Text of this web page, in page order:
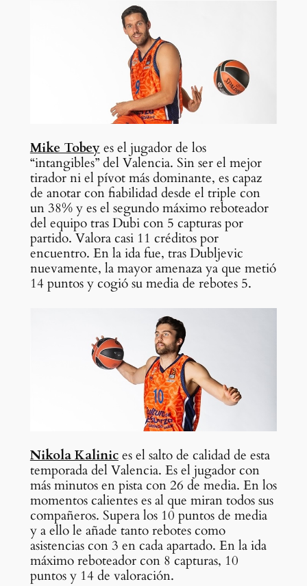
Mike Tobeyes el jugador de los
“intangibles” del Valencia. Sin ser el mejor
tirador ni el pívot más dominante, es capaz
de anotar con fiabilidad desde el triple con
un 38% y es el segundo máximo reboteador
del equipo tras Dubi con 5 capturas por
partido. Valora casi 11 créditos por
encuentro. En la ida fue, tras Dubljevic
nuevamente, la mayor amenaza ya que metió
14 puntos y cogió su media de rebotes 5.
Nikola Kalinices el salto de calidad de esta
temporada del Valencia. Es el jugador con
más minutos en pista con 26 de media. En los
momentos calientes es al que miran todos sus
compañeros. Supera los 10 puntos de media
y a ello le añade tanto rebotes como
asistencias con 3 en cada apartado. En la ida
máximo reboteador con 8 capturas, 10
puntos y 14 de valoración.